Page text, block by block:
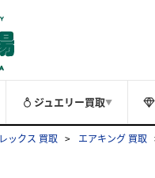
ジュエリー買取▼
ックス 買取 エアキング 買取